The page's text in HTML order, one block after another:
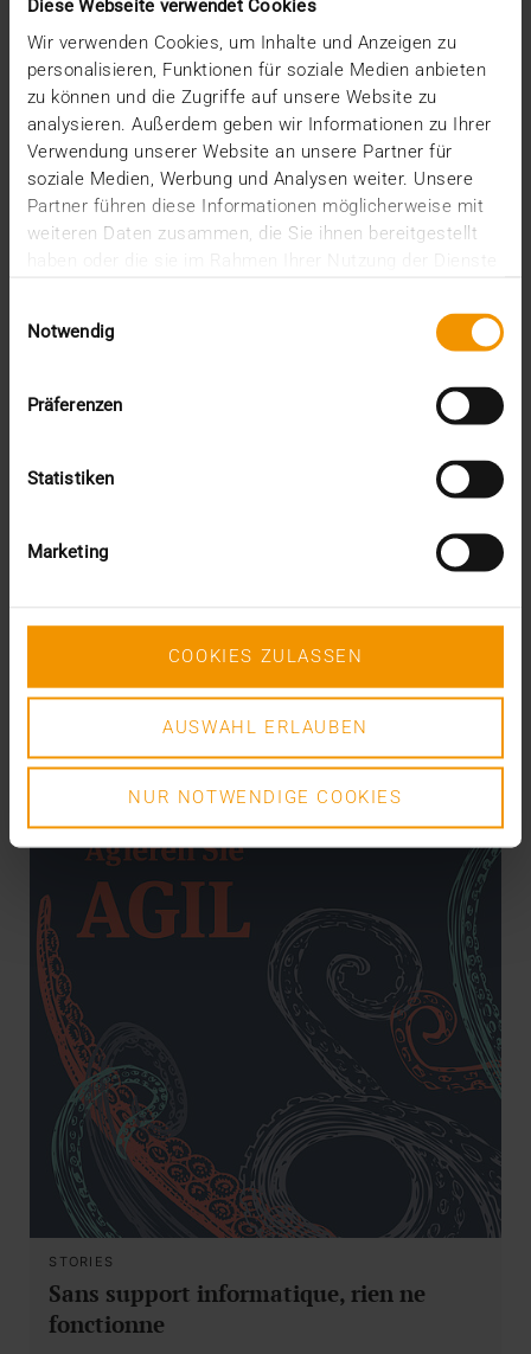
Diese Webseite verwendet Cookies
Wir verwenden Cookies, um Inhalte und Anzeigen zu
personalisieren, Funktionen für soziale Medien anbieten
zu können und die Zugriffe auf unsere Website zu
analysieren. Außerdem geben wir Informationen zu Ihrer
Verwendung unserer Website an unsere Partner für
soziale Medien, Werbung und Analysen weiter. Unsere
Partner führen diese Informationen möglicherweise mit
weiteren Daten zusammen, die Sie ihnen bereitgestellt
Notwendig
Präferenzen
Statistiken
Marketing
COOKIES ZULASSEN
AUSWAHL ERLAUBEN
NUR NOTWENDIGE COOKIES
Dans le troisième article de notre série de blogs « Le
STORIES
Sans support informatique, rien ne
fonctionne